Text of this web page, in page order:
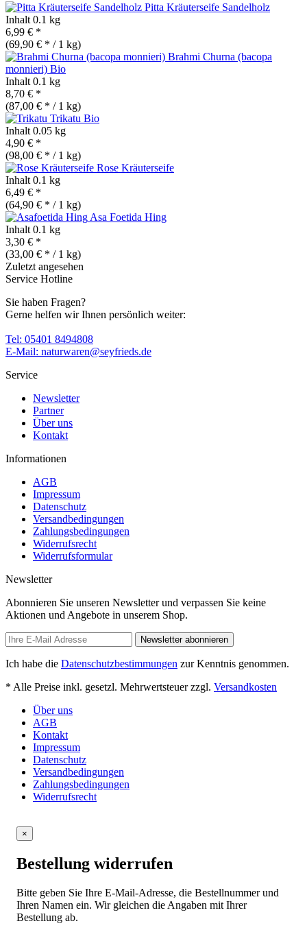
Pitta Kräuterseife Sandelholz
Inhalt 0.1 kg
6,99 € *
(69,90 € * / 1 kg)
Brahmi Churna (bacopa
monnieri) Bio
Inhalt 0.1 kg
8,70 € *
(87,00 € * / 1 kg)
Trikatu Bio
Inhalt 0.05 kg
4,90 € *
(98,00 € * / 1 kg)
Rose Kräuterseife
Inhalt 0.1 kg
6,49 € *
(64,90 € * / 1 kg)
Asa Foetida Hing
Inhalt 0.1 kg
3,30 € *
(33,00 € * / 1 kg)
Zuletzt angesehen
Service Hotline
Sie haben Fragen?
Gerne helfen wir Ihnen persönlich weiter:
Tel: 05401 8494808
E-Mail: naturwaren@seyfrieds.de
Service
Newsletter
Partner
Über uns
Kontakt
Informationen
AGB
Impressum
Datenschutz
Versandbedingungen
Zahlungsbedingungen
Widerrufsrecht
Widerrufsformular
Newsletter
Abonnieren Sie unseren Newsletter und verpassen Sie keine
Aktionen und Angebote in unserem Shop.
Newsletter abonnieren
Ich habe die Datenschutzbestimmungen zur Kenntnis genommen.
* Alle Preise inkl. gesetzl. Mehrwertsteuer zzgl. Versandkosten
Über uns
AGB
Kontakt
Impressum
Datenschutz
Versandbedingungen
Zahlungsbedingungen
Widerrufsrecht
×
Bestellung widerrufen
Bitte geben Sie Ihre E-Mail-Adresse, die Bestellnummer und
Ihren Namen ein. Wir gleichen die Angaben mit Ihrer
Bestellung ab.